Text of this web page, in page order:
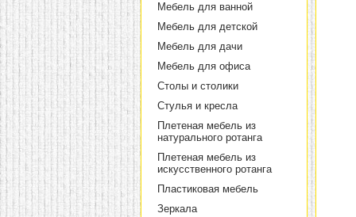
Мебель для ванной
Мебель для детской
Мебель для дачи
Мебель для офиса
Столы и столики
Стулья и кресла
Плетеная мебель из
натурального ротанга
Плетеная мебель из
искусственного ротанга
Пластиковая мебель
Зеркала